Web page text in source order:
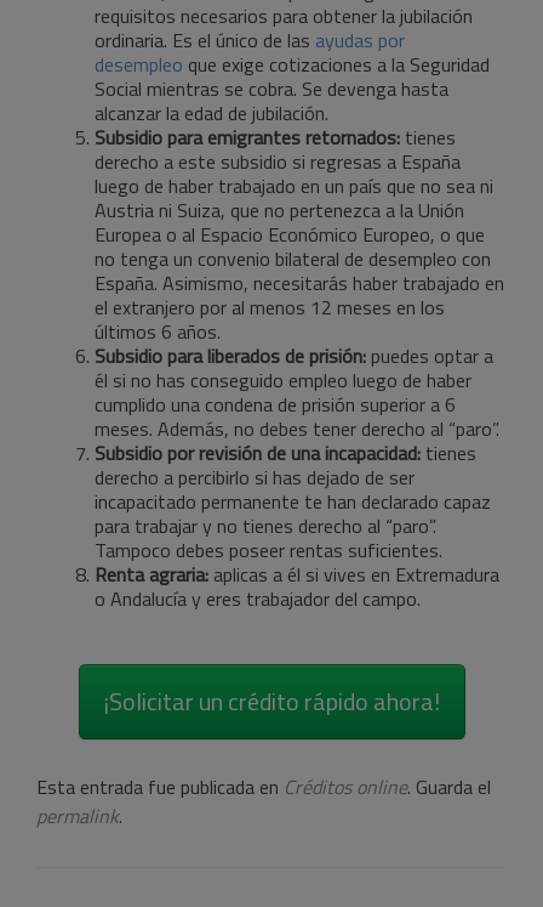
requisitos necesarios para obtener la jubilación
ordinaria. Es el único de las ayudas por
desempleo que exige cotizaciones a la Seguridad
Social mientras se cobra. Se devenga hasta
alcanzar la edad de jubilación.
Subsidio para emigrantes retornados: tienes
derecho a este subsidio si regresas a España
luego de haber trabajado en un país que no sea ni
Austria ni Suiza, que no pertenezca a la Unión
Europea o al Espacio Económico Europeo, o que
no tenga un convenio bilateral de desempleo con
España. Asimismo, necesitarás haber trabajado en
el extranjero por al menos 12 meses en los
últimos 6 años.
Subsidio para liberados de prisión: puedes optar a
él si no has conseguido empleo luego de haber
cumplido una condena de prisión superior a 6
meses. Además, no debes tener derecho al “paro”.
Subsidio por revisión de una incapacidad: tienes
derecho a percibirlo si has dejado de ser
incapacitado permanente te han declarado capaz
para trabajar y no tienes derecho al “paro”.
Tampoco debes poseer rentas suficientes.
Renta agraria: aplicas a él si vives en Extremadura
o Andalucía y eres trabajador del campo.
¡Solicitar un crédito rápido ahora!
Esta entrada fue publicada en Créditos online. Guarda el
permalink.